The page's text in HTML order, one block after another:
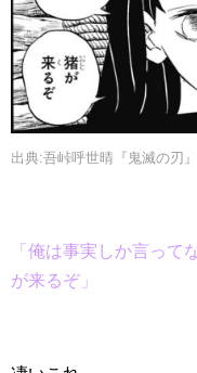
出典:吾峠呼世晴『鬼滅の刃
「俺は事実しか言っ
が来るぞ」